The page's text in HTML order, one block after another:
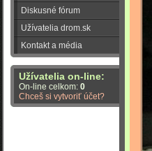
Diskusné fórum
Užívatelia drom.sk
Kontakt a média
Užívatelia on-line:
On-line celkom: 0
Chceš si vytvoriť účet?